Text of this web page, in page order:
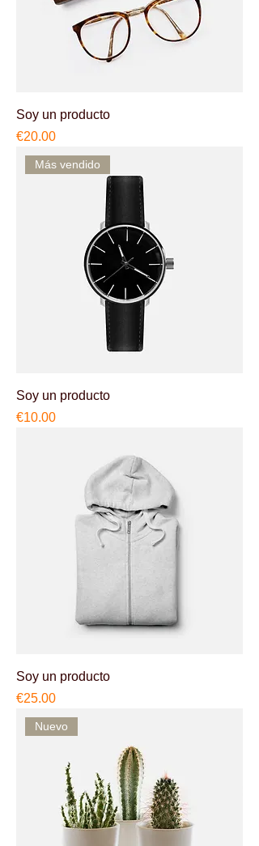
Soy un producto
Price
€20.00
Más vendido
Soy un producto
Price
€10.00
Soy un producto
Price
€25.00
Nuevo